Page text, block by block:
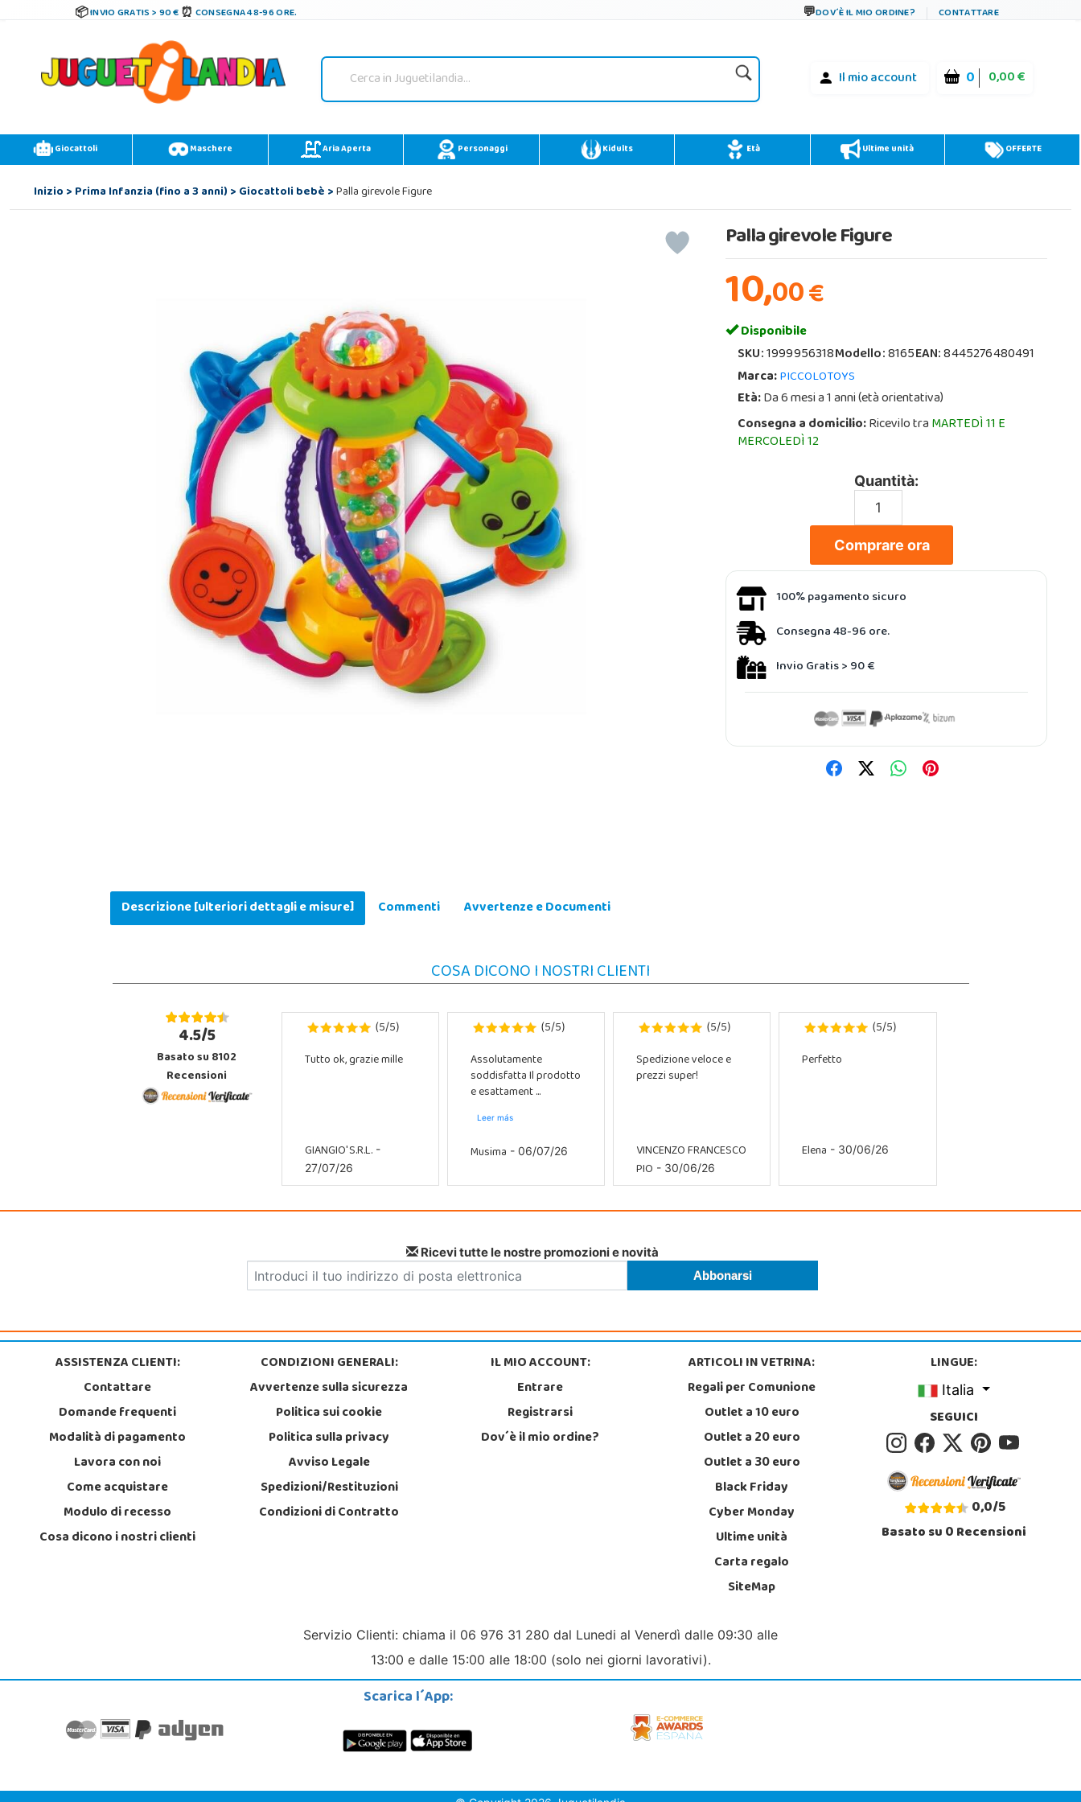
INVIO GRATIS > 90 € CONSEGNA 48-96 ORE. DOV´È IL MIO ORDINE? CONTATTARE
Il mio account 0 0,00 €
Giocattoli Maschere Aria Aperta Personaggi Kidults Età Ultime unità OFFERTE
Inizio>Prima Infanzia (fino a 3 anni)>Giocattoli bebè>Palla girevole Figure
Palla girevole Figure
10,00€
Disponibile
SKU:1999956318Modello:8165EAN:8445276480491
Marca:PICCOLOTOYS
Età:Da 6 mesi a 1 anni (età orientativa)
Consegna a domicilio:Ricevilo traMARTEDÌ 11 E
MERCOLEDÌ 12
Quantità:
Comprare ora
100% pagamento sicuro
Consegna 48-96 ore.
Invio Gratis > 90 €
Descrizione [ulteriori dettagli e misure] Commenti Avvertenze e Documenti
COSA DICONO I NOSTRI CLIENTI
4.5/5
Basato su 8102
Recensioni
(5/5)
Tutto ok, grazie mille
GIANGIO' S.R.L.-
27/07/26
(5/5)
Assolutamente
soddisfatta Il prodotto
e esattament ...
Leer más
Musima - 06/07/26
(5/5)
Spedizione veloce e
prezzi super!
VINCENZO FRANCESCO
PIO - 30/06/26
(5/5)
Perfetto
Elena - 30/06/26
Ricevi tutte le nostre promozioni e novità
ASSISTENZA CLIENTI:
Contattare
Domande frequenti
Modalità di pagamento
Lavora con noi
Come acquistare
Modulo di recesso
Cosa dicono i nostri clienti
CONDIZIONI GENERALI:
Avvertenze sulla sicurezza
Politica sui cookie
Politica sulla privacy
Avviso Legale
Spedizioni/Restituzioni
Condizioni di Contratto
IL MIO ACCOUNT:
Entrare
Registrarsi
Dov´è il mio ordine?
ARTICOLI IN VETRINA:
Regali per Comunione
Outlet a 10 euro
Outlet a 20 euro
Outlet a 30 euro
Black Friday
Cyber Monday
Ultime unità
Carta regalo
SiteMap
LINGUE:
Italia
SEGUICI
0,0/5
Basato su0Recensioni
Servizio Clienti: chiama il 06 976 31 280 dal Lunedi al Venerdì dalle 09:30 alle
13:00 e dalle 15:00 alle 18:00 (solo nei giorni lavorativi).
Scarica l´App: